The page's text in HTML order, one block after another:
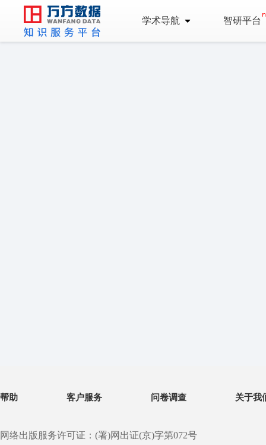
学术导航 智研平台
帮助 客户服务 问卷调查 关于我
网络出版服务许可证：(署)网出证(京)字第072号